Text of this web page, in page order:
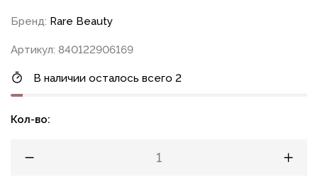
Бренд: Rare Beauty
Артикул: 840122906169
В наличии осталось всего 2
Кол-во: